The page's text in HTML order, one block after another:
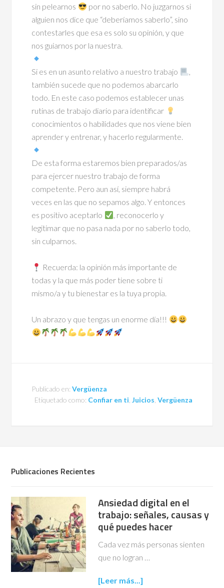
sin pelearnos
por no saberlo. No juzgarnos si
alguien nos dice que “deberíamos saberlo”, sino
contestarles que esa es solo su opinión, y que
nos guiarnos por la nuestra.
Si es en un asunto relativo a nuestro trabajo
,
también sucede que no podemos abarcarlo
todo. En este caso podemos establecer unas
rutinas de trabajo diario para identificar
conocimientos o habilidades que nos viene bien
aprender y entrenar, y hacerlo regularmente.
De esta forma estaremos bien preparados/as
para ejercer nuestro trabajo de forma
competente. Pero aun así, siempre habrá
veces en las que no sepamos algo. Y entonces
es positivo aceptarlo
, reconocerlo y
legitimar que no pasa nada por no saberlo todo,
sin culparnos.
Recuerda: la opinión más importante de
todas y la que más poder tiene sobre ti
mismo/a y tu bienestar es la tuya propia.
Un abrazo y que tengas un enorme día!!!
Publicado en:Vergüenza
Etiquetado como: Confiar en ti Juicios Vergüenza
Publicaciones Recientes
Ansiedad digital en el
trabajo: señales, causas y
qué puedes hacer
Cada vez más personas sienten
que no logran …
[Leer más...]